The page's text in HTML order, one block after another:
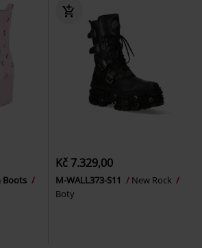
Boots
Kč 7.329,00
M-WALL373-S11
New Rock
Boty